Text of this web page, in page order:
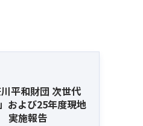
平和財団 次世代
および25年度現地
実施報告